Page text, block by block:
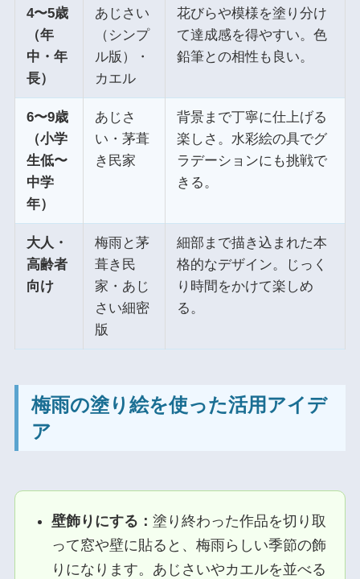
4〜5歳
（年
中・年
長）
あじさい
（シンプ
ル版）・
カエル
花びらや模様を塗り分け
て達成感を得やすい。色
鉛筆との相性も良い。
6〜9歳
（小学
生低〜
中学
年）
あじさ
い・茅葺
き民家
背景まで丁寧に仕上げる
楽しさ。水彩絵の具でグ
ラデーションにも挑戦で
きる。
大人・
高齢者
向け
梅雨と茅
葺き民
家・あじ
さい細密
版
細部まで描き込まれた本
格的なデザイン。じっく
り時間をかけて楽しめ
る。
梅雨の塗り絵を使った活用アイデ
ア
壁飾りにする： 塗り終わった作品を切り取
って窓や壁に貼ると、梅雨らしい季節の飾
りになります。あじさいやカエルを並べる